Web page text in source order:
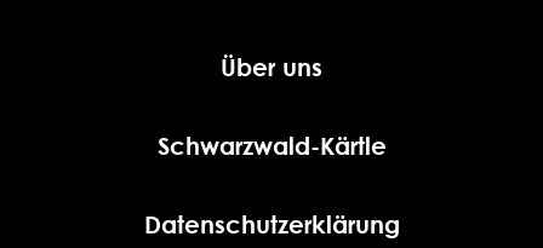
Über uns
Schwarzwald-Kärtle
Datenschutzerklärung